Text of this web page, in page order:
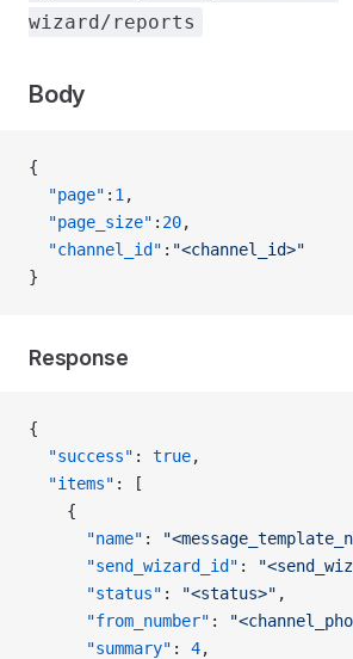
wizard/reports
Body
{
  "page"
: 1 ,
  "page_size"
: 20,
  "channel_id"
: "<channel_id>"
}
Response
{
  "success"
: true,
  "items"
: [
    {
      "name"
:
      "send_wizard_id"
:
      "status"
: "<status>" ,
      "from_number"
:
      "summary"
: 4,